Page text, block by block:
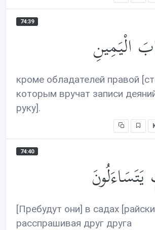
74:39
الْيَمِينِ
кроме обладателей правой
которым вручат записи
руку].
74:40
[Пребудут они] в садах
расспрашивая друг друга